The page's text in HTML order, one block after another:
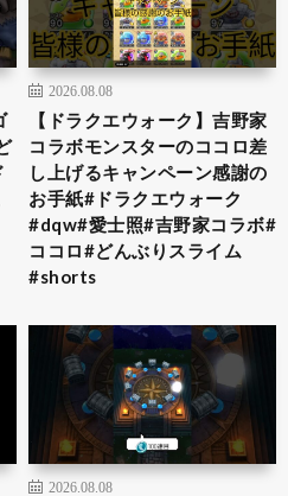
2026.08.08
【ドラクエウォーク】吉野家
コラボモンスターのココロ差
し上げるキャンペーン感謝の
お手紙#ドラクエウォーク
#dqw#愛士照#吉野家コラボ#
ココロ#どんぶりスライム
#shorts
2026.08.08